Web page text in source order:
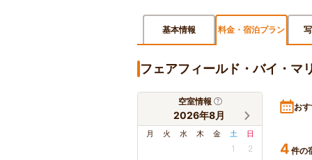
基本情報 料金・宿泊プラン
フェアフィールド・バイ・マ
空室情報
2026年8月
月 火 水 木 金 土 日
1 2
お
4 件の